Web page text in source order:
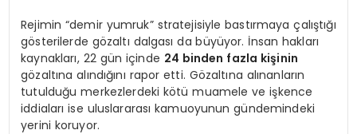
Rejimin “demir yumruk” stratejisiyle bastırmaya çalıştığı
gösterilerde gözaltı dalgası da büyüyor. İnsan hakları
kaynakları, 22 gün içinde 24 binden fazla kişinin
gözaltına alındığını rapor etti. Gözaltına alınanların
tutulduğu merkezlerdeki kötü muamele ve işkence
iddiaları ise uluslararası kamuoyunun gündemindeki
yerini koruyor.